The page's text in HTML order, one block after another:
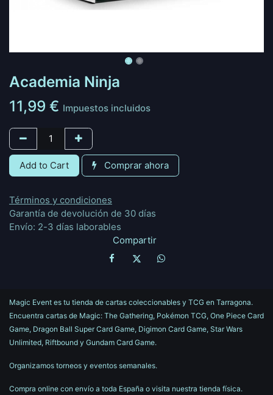
Academia Ninja
11,99 € Impuestos incluidos
Add to Cart Comprar ahora
Términos y condiciones
Garantía de devolución de 30 días
Envío: 2-3 días laborables
Compartir
Magic Event es tu tienda de cartas coleccionables y TCG en Tarragona.
Encuentra cartas de Magic: The Gathering, Pokémon TCG, One Piece Card
Game, Dragon Ball Super Card Game, Digimon Card Game, Star Wars
Unlimited, Riftbound y Gundam Card Game.
Organizamos torneos y eventos semanales.
Compra online con envío a toda España o visita nuestra tienda física.